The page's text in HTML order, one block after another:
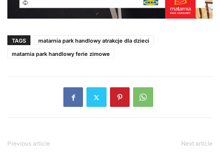
TAGS
matarnia park handlowy atrakcje dla dzieci
matarnia park handlowy ferie zimowe
Previous article Next article